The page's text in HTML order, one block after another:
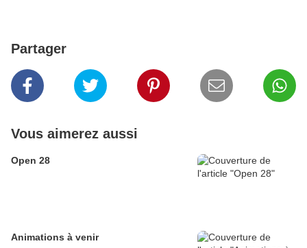
Partager
Vous aimerez aussi
Open 28
Animations à venir